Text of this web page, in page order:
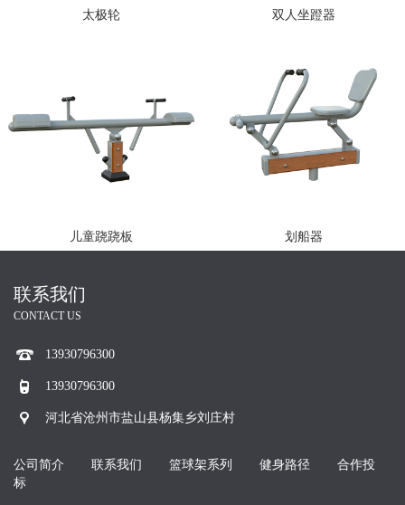
太极轮 双人坐蹬器
儿童跷跷板 划船器
联系我们
CONTACT US
13930796300
13930796300
河北省沧州市盐山县杨集乡刘庄村
公司简介 联系我们 篮球架系列 健身路径
合作投
标